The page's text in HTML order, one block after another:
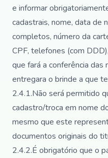
e informar
cadastrais, nome, data de
completos, número da
CPF, telefones (com
que fará a conferência
entregara o brinde a que
2.4.1.Não será permitido
cadastro/troca em nome
mesmo que este
documentos originais do
2.4.2.É obrigatório que o